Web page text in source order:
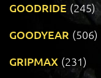
GOODRIDE (245)
GOODYEAR (506)
GRIPMAX (231)